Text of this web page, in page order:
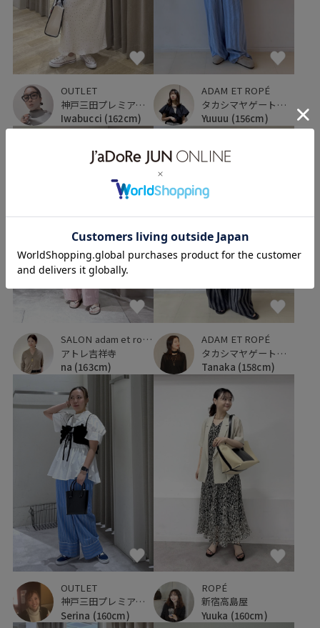
OUTLET
神戸三田プレミアム・アウトレット
Iwabucci (162cm)
ADAM ET ROPÉ
タカシマヤゲートタワーモール
Yuuuu (156cm)
SALON adam et ropé
アトレ吉祥寺
na (163cm)
ADAM ET ROPÉ
タカシマヤゲートタワーモール
Tanaka (158cm)
OUTLET
神戸三田プレミアム・アウトレット
Serina (160cm)
ROPÉ
新宿高島屋
Yuuka (160cm)